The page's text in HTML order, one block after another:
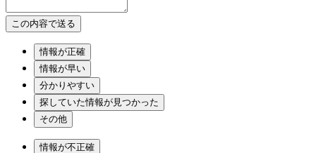
情報が正確
情報が早い
分かりやすい
探していた情報が見つかった
その他
情報が不正確